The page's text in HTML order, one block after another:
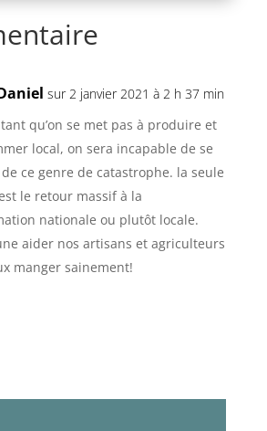
sur 2 janvier 2021 à 2 h 37 min
tant qu’on se met pas à produire et
local, on sera incapable de se
ce genre de catastrophe. la seule
le retour massif à la
nationale ou plutôt locale.
aider nos artisans et agriculteurs
manger sainement!